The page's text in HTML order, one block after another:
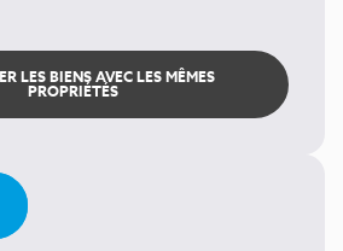
LES BIENS AVEC LES MÊMES
PROPRIÉTÉS